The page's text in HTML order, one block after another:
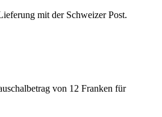
mit der Schweizer Post.
von 12 Franken für